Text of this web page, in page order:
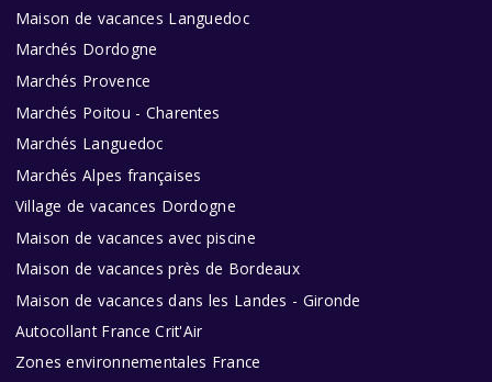
Maison de vacances Languedoc
Marchés Dordogne
Marchés Provence
Marchés Poitou - Charentes
Marchés Languedoc
Marchés Alpes françaises
Village de vacances Dordogne
Maison de vacances avec piscine
Maison de vacances près de Bordeaux
Maison de vacances dans les Landes - Gironde
Autocollant France Crit'Air
Zones environnementales France